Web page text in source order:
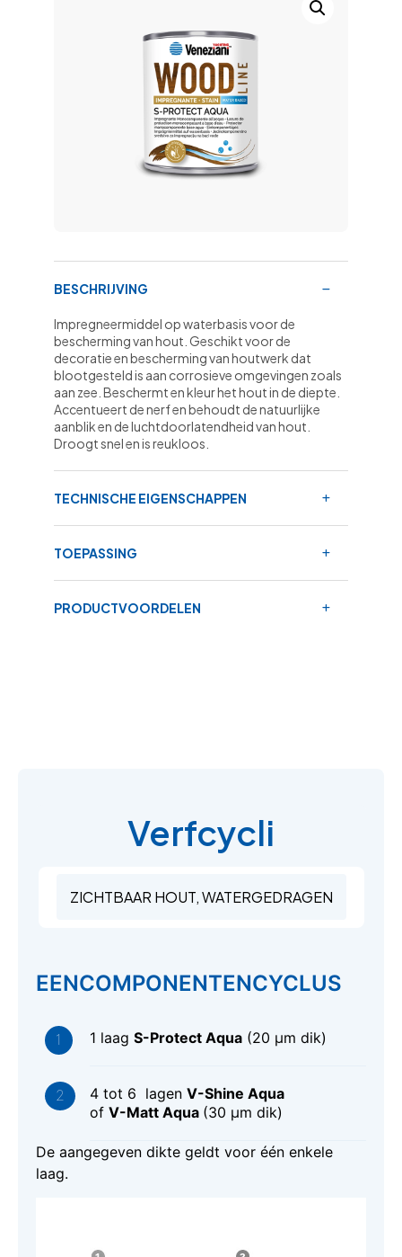
BESCHRIJVING
Impregneermiddel op waterbasis voor de
bescherming van hout. Geschikt voor de
decoratie en bescherming van houtwerk dat
blootgesteld is aan corrosieve omgevingen zoals
aan zee. Beschermt en kleur het hout in de diepte.
Accentueert de nerf en behoudt de natuurlijke
aanblik en de luchtdoorlatendheid van hout.
Droogt snel en is reukloos.
TECHNISCHE EIGENSCHAPPEN
TOEPASSING
PRODUCTVOORDELEN
Verfcycli
ZICHTBAAR HOUT, WATERGEDRAGEN
EENCOMPONENTENCYCLUS
1 laag S-Protect Aqua (20 μm dik)
4 tot 6 lagen V-Shine Aqua
of V-Matt Aqua (30 μm dik)
De aangegeven dikte geldt voor één enkele
laag.